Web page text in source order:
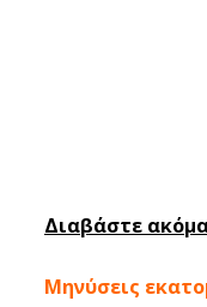
Διαβάστε
Μηνύσεις